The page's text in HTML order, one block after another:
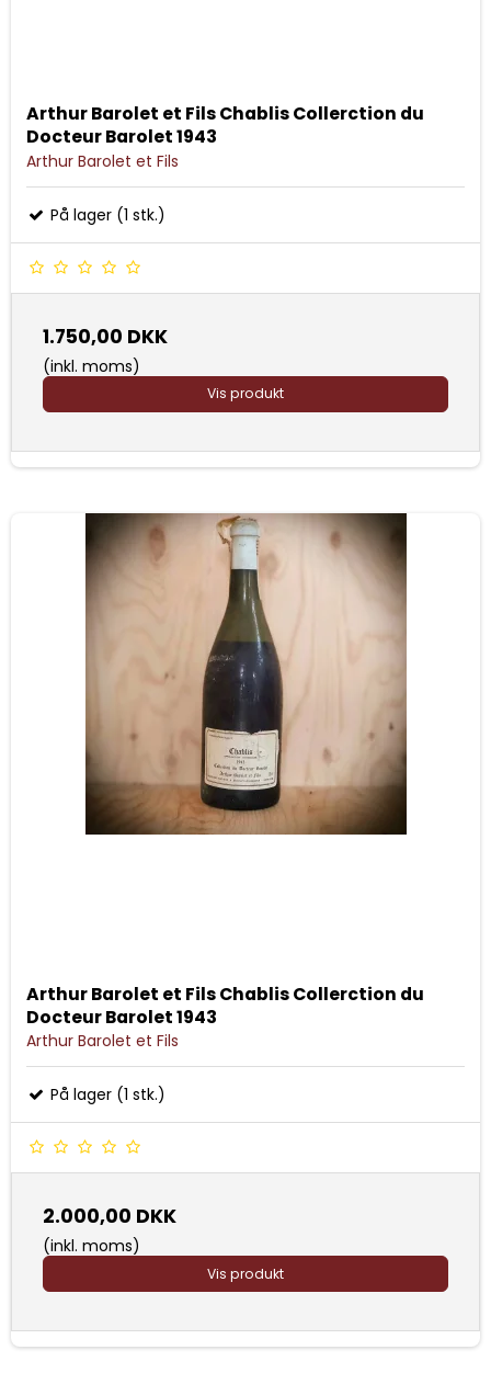
Arthur Barolet et Fils Chablis Collerction du
Docteur Barolet 1943
Arthur Barolet et Fils
På lager (1 stk.)
1.750,00 DKK
(inkl. moms)
Vis produkt
Arthur Barolet et Fils Chablis Collerction du
Docteur Barolet 1943
Arthur Barolet et Fils
På lager (1 stk.)
2.000,00 DKK
(inkl. moms)
Vis produkt